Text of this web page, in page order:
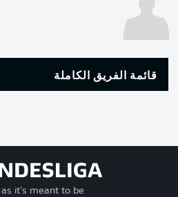
قائمة الفريق الكاملة
as it's meant to be